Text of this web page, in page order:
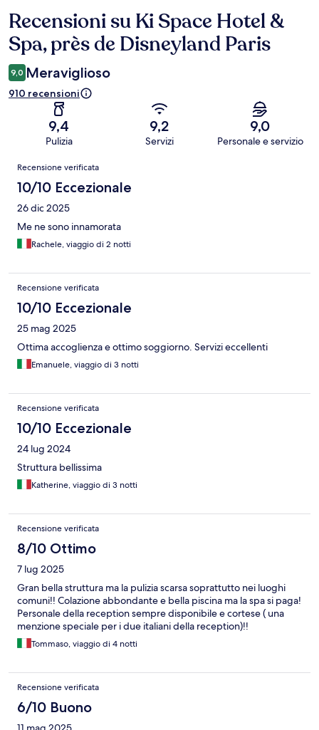
Recensioni
Recensioni su Ki Space Hotel &
Spa, près de Disneyland Paris
9,0 Meraviglioso
910 recensioni
9,4
Pulizia
9,2
Servizi
9,0
Personale e servizio
Recensioni
Recensione verificata
10/10 Eccezionale
26 dic 2025
Me ne sono innamorata
Rachele, viaggio di 2 notti
Recensione verificata
10/10 Eccezionale
25 mag 2025
Ottima accoglienza e ottimo soggiorno. Servizi eccellenti
Emanuele, viaggio di 3 notti
Recensione verificata
10/10 Eccezionale
24 lug 2024
Struttura bellissima
Katherine, viaggio di 3 notti
Recensione verificata
8/10 Ottimo
7 lug 2025
Gran bella struttura ma la pulizia scarsa soprattutto nei luoghi
comuni!! Colazione abbondante e bella piscina ma la spa si paga!
Personale della reception sempre disponibile e cortese ( una
menzione speciale per i due italiani della reception)!!
Tommaso, viaggio di 4 notti
Recensione verificata
6/10 Buono